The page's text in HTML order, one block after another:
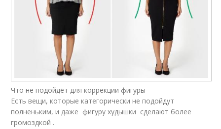
Что не подойдёт для коррекции фигуры
Есть вещи, которые категорически не подойдут
полненьким, и даже фигуру худышки сделают более
громоздкой .